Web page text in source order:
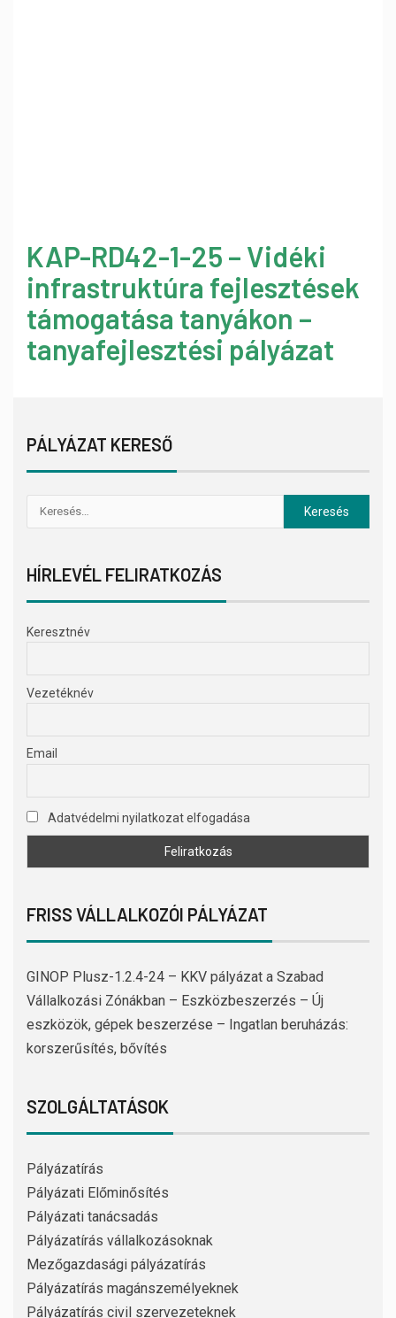
KAP-RD42-1-25 – Vidéki
infrastruktúra fejlesztések
támogatása tanyákon –
tanyafejlesztési pályázat
PÁLYÁZAT KERESŐ
HÍRLEVÉL FELIRATKOZÁS
Keresztnév
Vezetéknév
Email
Adatvédelmi nyilatkozat elfogadása
FRISS VÁLLALKOZÓI PÁLYÁZAT
GINOP Plusz-1.2.4-24 – KKV pályázat a Szabad
Vállalkozási Zónákban – Eszközbeszerzés – Új
eszközök, gépek beszerzése – Ingatlan beruházás:
korszerűsítés, bővítés
SZOLGÁLTATÁSOK
Pályázatírás
Pályázati Előminősítés
Pályázati tanácsadás
Pályázatírás vállalkozásoknak
Mezőgazdasági pályázatírás
Pályázatírás magánszemélyeknek
Pályázatírás civil szervezeteknek